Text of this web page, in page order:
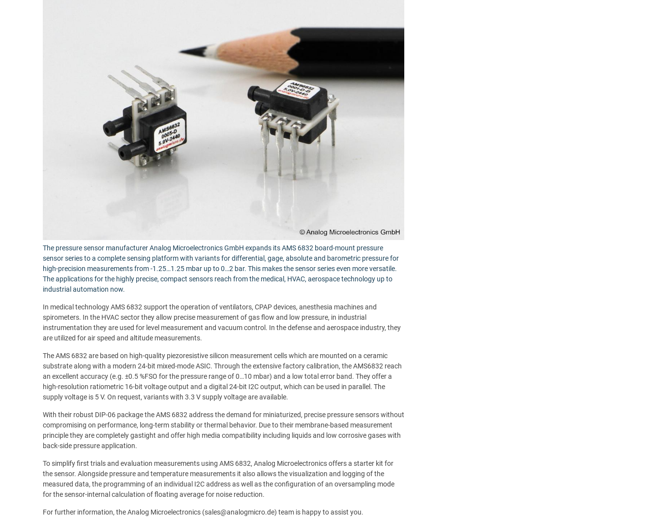
The pressure sensor manufacturer Analog Microelectronics GmbH expands its AMS 6832 board-mount pressure
sensor series to a complete sensing platform with variants for differential, gage, absolute and barometric pressure for
high-precision measurements from -1.25…1.25 mbar up to 0…2 bar. This makes the sensor series even more versatile.
The applications for the highly precise, compact sensors reach from the medical, HVAC, aerospace technology up to
industrial automation now.
In medical technology AMS 6832 support the operation of ventilators, CPAP devices, anesthesia machines and
spirometers. In the HVAC sector they allow precise measurement of gas flow and low pressure, in industrial
instrumentation they are used for level measurement and vacuum control. In the defense and aerospace industry, they
are utilized for air speed and altitude measurements.
The AMS 6832 are based on high-quality piezoresistive silicon measurement cells which are mounted on a ceramic
substrate along with a modern 24-bit mixed-mode ASIC. Through the extensive factory calibration, the AMS6832 reach
an excellent accuracy (e.g. ±0.5 %FSO for the pressure range of 0…10 mbar) and a low total error band. They offer a
high-resolution ratiometric 16-bit voltage output and a digital 24-bit I2C output, which can be used in parallel. The
supply voltage is 5 V. On request, variants with 3.3 V supply voltage are available.
With their robust DIP-06 package the AMS 6832 address the demand for miniaturized, precise pressure sensors without
compromising on performance, long-term stability or thermal behavior. Due to their membrane-based measurement
principle they are completely gastight and offer high media compatibility including liquids and low corrosive gases with
back-side pressure application.
To simplify first trials and evaluation measurements using AMS 6832, Analog Microelectronics offers a starter kit for
the sensor. Alongside pressure and temperature measurements it also allows the visualization and logging of the
measured data, the programming of an individual I2C address as well as the configuration of an oversampling mode
for the sensor-internal calculation of floating average for noise reduction.
For further information, the Analog Microelectronics (sales@analogmicro.de) team is happy to assist you.